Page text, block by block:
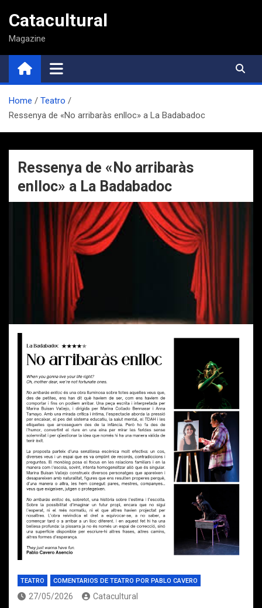
contenido
Catacultural
Magazine
Home
Teatro
Ressenya de «No arribaràs enlloc» a La Badabadoc
Ressenya de «No arribaràs
enlloc» a La Badabadoc
TEATRO COMENTARIOS DE TEATRO POR PABLO CAVERO
27/05/2026 Catacultural